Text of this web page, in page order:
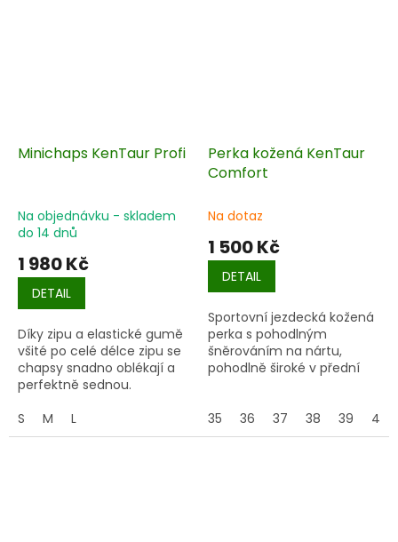
Minichaps KenTaur Profi
Na objednávku - skladem
do 14 dnů
1 980 Kč
DETAIL
Díky zipu a elastické gumě
všité po celé délce zipu se
chapsy snadno oblékají a
perfektně sednou.
S
M L
Perka kožená KenTaur
Comfort
Na dotaz
1 500 Kč
DETAIL
Sportovní jezdecká kožená
perka s pohodlným
šněrováním na nártu,
pohodlně široké v přední
vnitřní podšívce. Mají velmi
trvanlivou podešev a
35 36 37 38 39 40